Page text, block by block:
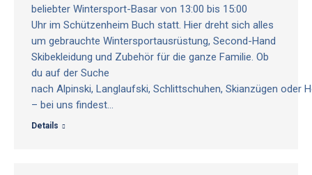
beliebter Wintersport-Basar von 13:00 bis 15:00
Uhr im Schützenheim Buch statt. Hier dreht sich alles
um gebrauchte Wintersportausrüstung, Second-Hand
Skibekleidung und Zubehör für die ganze Familie. Ob
du auf der Suche
nach Alpinski, Langlaufski, Schlittschuhen, Skianzügen oder
– bei uns findest…
Details